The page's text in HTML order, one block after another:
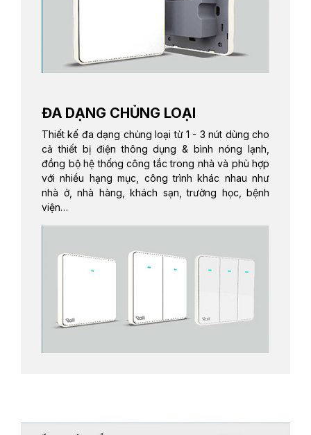
ĐA DẠNG CHỦNG LOẠI
Thiết kế đa dạng chủng loại từ 1 - 3 nút dùng cho
cả thiết bị điện thông dụng & bình nóng lạnh,
đồng bộ hệ thống công tắc trong nhà và phù hợp
với nhiều hạng mục, công trình khác nhau như
nhà ở, nhà hàng, khách sạn, trường học, bệnh
viện…